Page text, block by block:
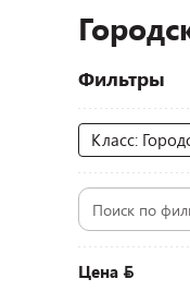
Фильтры
Класс:
Цена